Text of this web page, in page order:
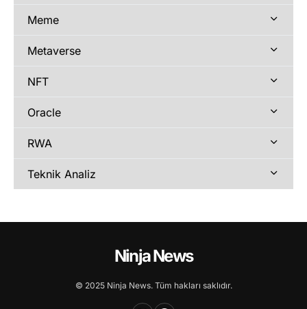
Meme
Metaverse
NFT
Oracle
RWA
Teknik Analiz
Ninja News
© 2025 Ninja News. Tüm hakları saklıdır.